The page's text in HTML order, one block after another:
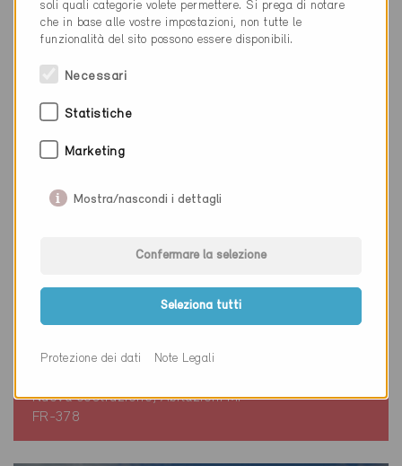
Minergie
Nuova costruzione, Abitazioni MF
FR-378
soli quali categorie volete permettere. Si prega di notare
che in base alle vostre impostazioni, non tutte le
funzionalità del sito possono essere disponibili.
Necessari
Statistiche
Marketing
Mostra/nascondi i dettagli
Confermare la selezione
Seleziona tutti
Protezione dei dati Note Legali